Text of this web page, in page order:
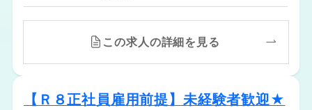
この求人の詳細を見る
【Ｒ８正社員雇用前提】未経験者歓迎★